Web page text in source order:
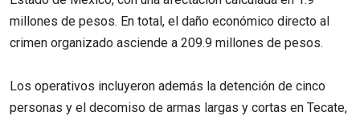
millones de pesos. En total, el daño económico directo al
crimen organizado asciende a 209.9 millones de pesos.
Los operativos incluyeron además la detención de cinco
personas y el decomiso de armas largas y cortas en Tecate,